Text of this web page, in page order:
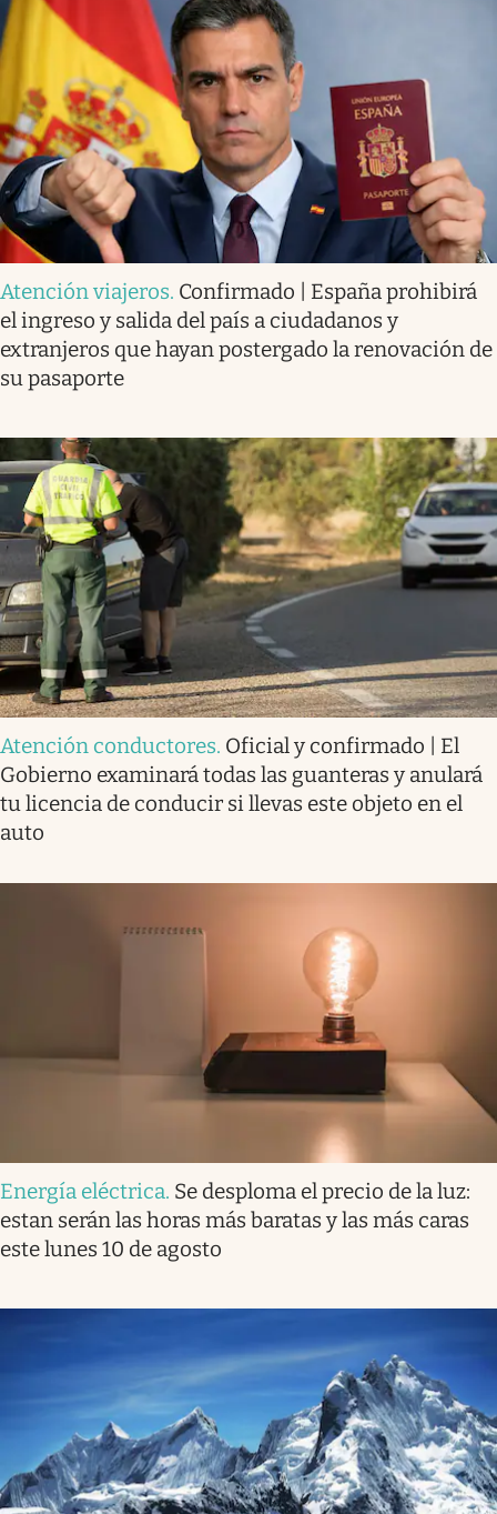
Atención viajeros. Confirmado | España prohibirá
el ingreso y salida del país a ciudadanos y
extranjeros que hayan postergado la renovación de
su pasaporte
Atención conductores. Oficial y confirmado | El
Gobierno examinará todas las guanteras y anulará
tu licencia de conducir si llevas este objeto en el
auto
Energía eléctrica. Se desploma el precio de la luz:
estan serán las horas más baratas y las más caras
este lunes 10 de agosto